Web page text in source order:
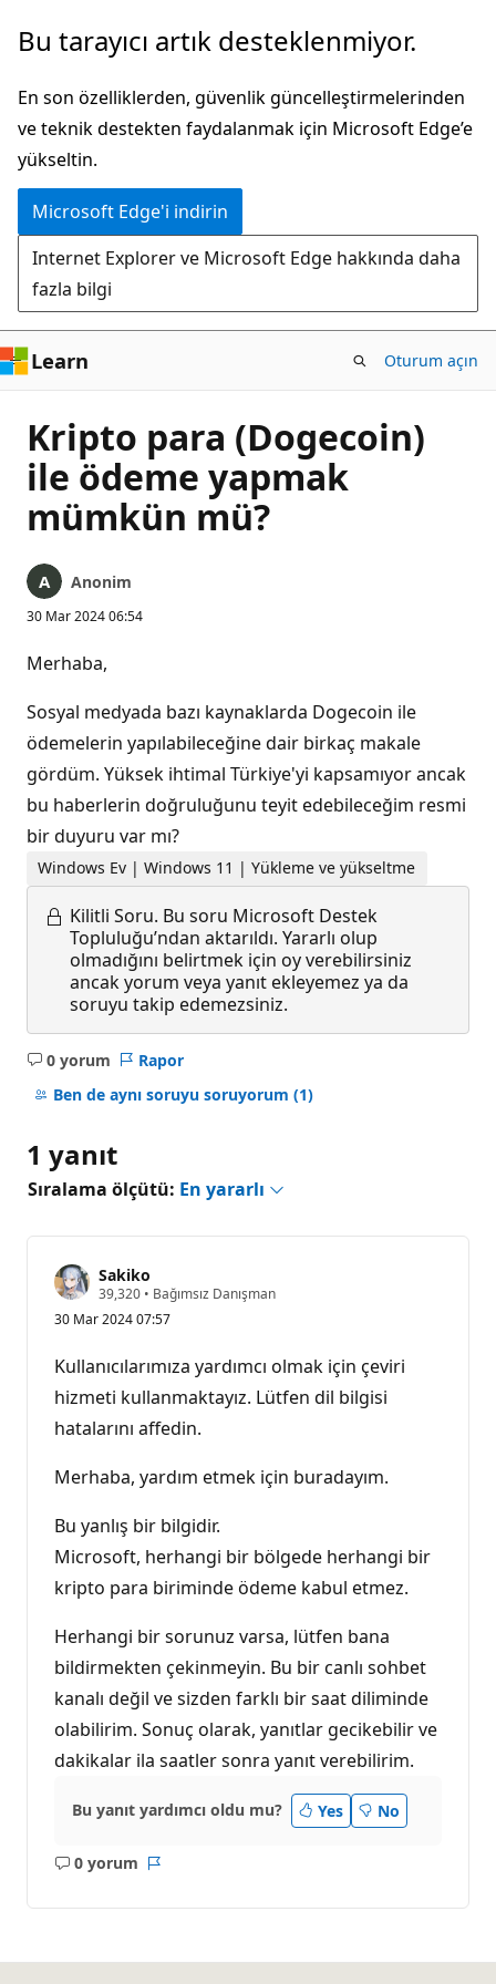
Ana
atla
Bu tarayıcı artık desteklenmiyor.
En son özelliklerden, güvenlik güncelleştirmelerinden
ve teknik destekten faydalanmak için Microsoft Edge’e
yükseltin.
Microsoft Edge'i indirin
Internet Explorer ve Microsoft Edge hakkında daha
fazla bilgi
Learn Oturum açın
Kripto para (Dogecoin)
ile ödeme yapmak
mümkün mü?
Anonim
30 Mar 2024 06:54
Merhaba,
Sosyal medyada bazı kaynaklarda Dogecoin ile
ödemelerin yapılabileceğine dair birkaç makale
gördüm. Yüksek ihtimal Türkiye'yi kapsamıyor ancak
bu haberlerin doğruluğunu teyit edebileceğim resmi
bir duyuru var mı?
Windows Ev | Windows 11 | Yükleme ve yükseltme
Kilitli Soru. Bu soru Microsoft Destek
Topluluğu’ndan aktarıldı. Yararlı olup
olmadığını belirtmek için oy verebilirsiniz
ancak yorum veya yanıt ekleyemez ya da
soruyu takip edemezsiniz.
0 yorum
Açıklama
yok
Rapor
Ben de aynı soruyu soruyorum (1)
1 yanıt
Sıralama ölçütü: En yararlı
Sakiko
39,320 S
y
ı
n
l
ı
k
a
n
• Bağımsız Danışman
30 Mar 2024 07:57
Kullanıcılarımıza yardımcı olmak için çeviri
hizmeti kullanmaktayız. Lütfen dil bilgisi
hatalarını affedin.
Merhaba, yardım etmek için buradayım.
Bu yanlış bir bilgidir.
Microsoft, herhangi bir bölgede herhangi bir
kripto para biriminde ödeme kabul etmez.
Herhangi bir sorunuz varsa, lütfen bana
bildirmekten çekinmeyin. Bu bir canlı sohbet
kanalı değil ve sizden farklı bir saat diliminde
olabilirim. Sonuç olarak, yanıtlar gecikebilir ve
dakikalar ila saatler sonra yanıt verebilirim.
Bu yanıt yardımcı oldu mu? Yes No
0 yorum
Açıklama